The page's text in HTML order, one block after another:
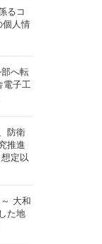
るコ
個人情
へ転
電子工
防衛
推進
定以
大和
た地